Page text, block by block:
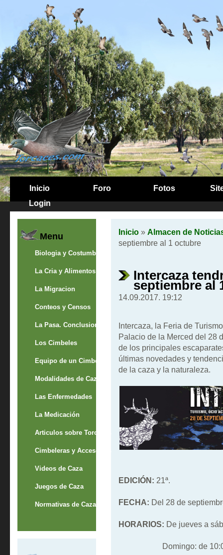
Inicio Foro Fotos
Login
Menu
Biologia y Costumbres
La Cria y Alimentos
La Migracion
Conteos y Censos
La Pasa. Conclusion
Los Cimbeles
Equipo de un Cimbelero
Modalidades de Caza
Las Enfermedades
La Medicación
Articulos sobre Torcaces
Cimbeleras y Accesorios
Videos de Caza
Juegos de Caza
Normativas de Caza
Inicio» Almacen de
septiembre al 1 octubre
Intercaza
septiembre al
14.09.2017. 19:12
Intercaza, la Feria de
Palacio de la Merced del 28
de los principales
últimas novedades y
de la caza y la naturaleza.
EDICIÓN: 21ª.
FECHA: Del 28 de
HORARIOS: De jueves a
Domingo: de 10:00